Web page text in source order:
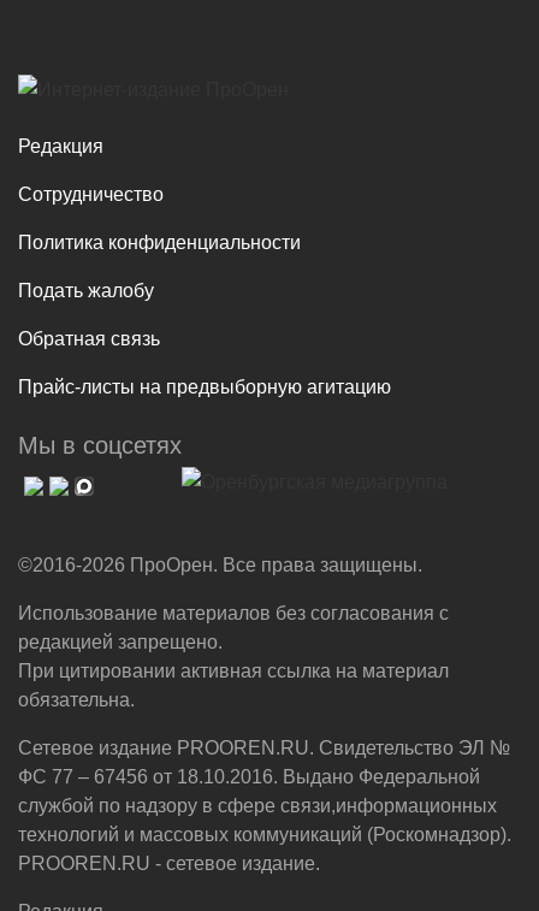
Редакция
Сотрудничество
Политика конфиденциальности
Подать жалобу
Обратная связь
Прайс-листы на предвыборную агитацию
Мы в соцсетях
©2016-2026 ПроОрен. Все права защищены.
Использование материалов без согласования с
редакцией запрещено.
При цитировании активная ссылка на материал
обязательна.
Сетевое издание PROOREN.RU. Свидетельство ЭЛ №
ФС 77 – 67456 от 18.10.2016. Выдано Федеральной
службой по надзору в сфере связи,информационных
технологий и массовых коммуникаций (Роскомнадзор).
PROOREN.RU - сетевое издание.